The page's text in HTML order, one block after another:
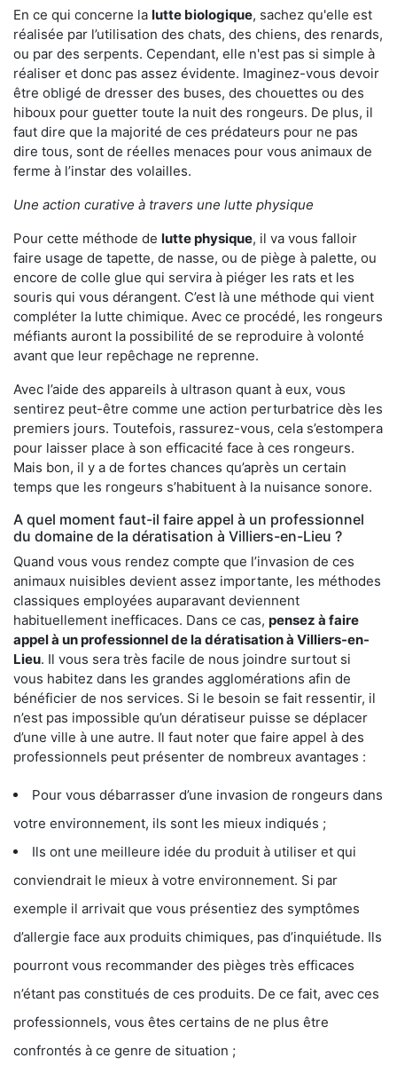
En ce qui concerne la lutte biologique, sachez qu'elle est
réalisée par l’utilisation des chats, des chiens, des renards,
ou par des serpents. Cependant, elle n'est pas si simple à
réaliser et donc pas assez évidente. Imaginez-vous devoir
être obligé de dresser des buses, des chouettes ou des
hiboux pour guetter toute la nuit des rongeurs. De plus, il
faut dire que la majorité de ces prédateurs pour ne pas
dire tous, sont de réelles menaces pour vous animaux de
ferme à l’instar des volailles.
Une action curative à travers une lutte physique
Pour cette méthode de lutte physique, il va vous falloir
faire usage de tapette, de nasse, ou de piège à palette, ou
encore de colle glue qui servira à piéger les rats et les
souris qui vous dérangent. C’est là une méthode qui vient
compléter la lutte chimique. Avec ce procédé, les rongeurs
méfiants auront la possibilité de se reproduire à volonté
avant que leur repêchage ne reprenne.
Avec l’aide des appareils à ultrason quant à eux, vous
sentirez peut-être comme une action perturbatrice dès les
premiers jours. Toutefois, rassurez-vous, cela s’estompera
pour laisser place à son efficacité face à ces rongeurs.
Mais bon, il y a de fortes chances qu’après un certain
temps que les rongeurs s’habituent à la nuisance sonore.
A quel moment faut-il faire appel à un professionnel
du domaine de la dératisation à Villiers-en-Lieu ?
Quand vous vous rendez compte que l’invasion de ces
animaux nuisibles devient assez importante, les méthodes
classiques employées auparavant deviennent
habituellement inefficaces. Dans ce cas, pensez à faire
appel à un professionnel de la dératisation à Villiers-en-
Lieu. Il vous sera très facile de nous joindre surtout si
vous habitez dans les grandes agglomérations afin de
bénéficier de nos services. Si le besoin se fait ressentir, il
n’est pas impossible qu’un dératiseur puisse se déplacer
d’une ville à une autre. Il faut noter que faire appel à des
professionnels peut présenter de nombreux avantages :
Pour vous débarrasser d’une invasion de rongeurs dans
votre environnement, ils sont les mieux indiqués ;
Ils ont une meilleure idée du produit à utiliser et qui
conviendrait le mieux à votre environnement. Si par
exemple il arrivait que vous présentiez des symptômes
d’allergie face aux produits chimiques, pas d’inquiétude. Ils
pourront vous recommander des pièges très efficaces
n’étant pas constitués de ces produits. De ce fait, avec ces
professionnels, vous êtes certains de ne plus être
confrontés à ce genre de situation ;